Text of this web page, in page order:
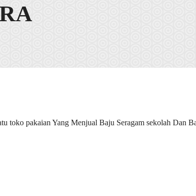
toko pakaian Yang Menjual Baju Seragam sekolah Dan